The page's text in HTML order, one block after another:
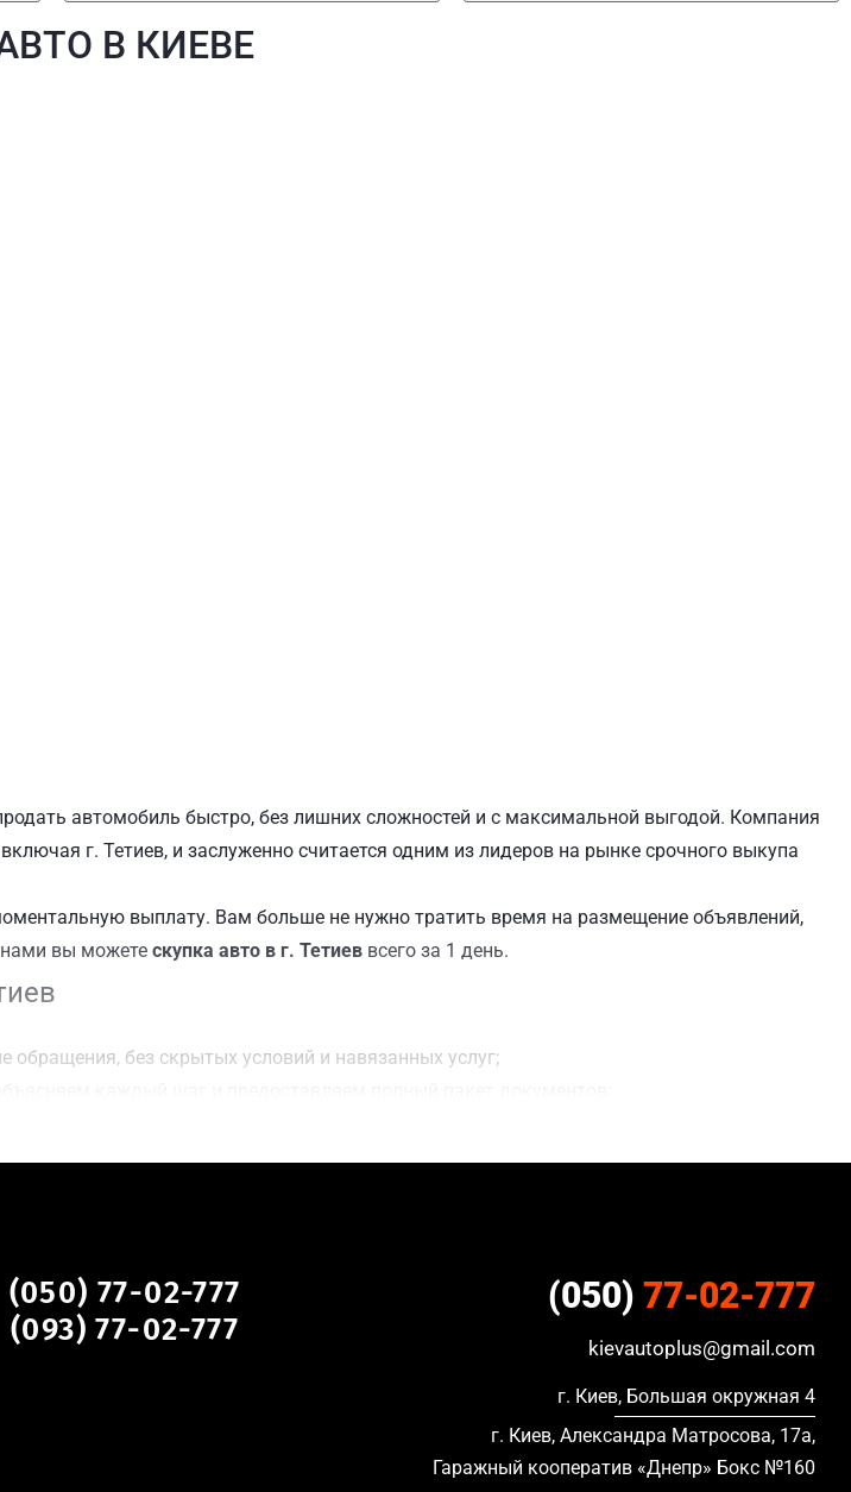
В КИЕВЕ
автомобиль быстро, без лишних сложностей и с максимальной выгодой. Компания
г. Тетиев, и заслуженно считается одним из лидеров на рынке срочного выкупа
выплату. Вам больше не нужно тратить время на размещение объявлений,
нами вы можете скупка авто в г. Тетиев всего за 1 день.
обращения, без скрытых условий и навязанных услуг;
аварии или с пробегом;
подписания договора;
(050) 77-02-777
(093) 77-02-777
(050) 77-02-777
kievautoplus@gmail.com
г. Киев, Большая окружная 4
г. Киев, Александра Матросова, 17а,
Гаражный кооператив «Днепр» Бокс №160